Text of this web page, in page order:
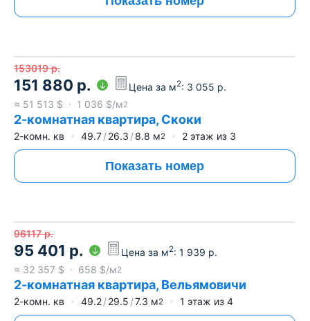
153019 р.
151 880 р. Цена за м2: 3 055 р.
≈ 51 513 $ 1 036 $/м2
2-комнатная квартира, Скоки
2-комн. кв 49.7 26.3 8.8 м2 2 этаж из 3
Показать номер
96117 р.
95 401 р. Цена за м2: 1 939 р.
≈ 32 357 $ 658 $/м2
2-комнатная квартира, Вельямовичи
2-комн. кв 49.2 29.5 7.3 м2 1 этаж из 4